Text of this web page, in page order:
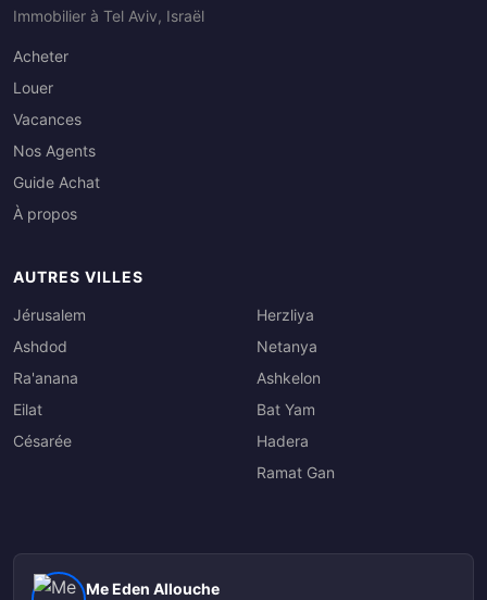
Immobilier à Tel Aviv, Israël
Acheter
Louer
Vacances
Nos Agents
Guide Achat
À propos
AUTRES VILLES
Jérusalem
Ashdod
Ra'anana
Eilat
Césarée
Herzliya
Netanya
Ashkelon
Bat Yam
Hadera
Ramat Gan
Me Eden Allouche